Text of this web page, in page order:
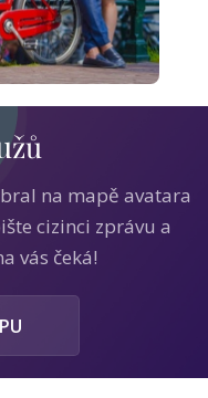
na mapě avatara
cizinci zprávu a
vás čeká!